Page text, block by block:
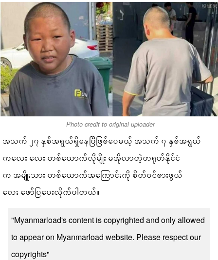
Photo credit to original uploader
အသက် ၂၇ နှစ်အရွယ်ရှိနေပြီဖြစ်ပေမယ့် အသက် ၇ နှစ်အရွယ်
ကလေး လေး တစ်ယောက်လိုမျိုး မအိုလာတဲ့တရုတ်နိုင်ငံ
က အမျိုးသား တစ်ယောက်အကြောင်းကို စိတ်ဝင်စားဖွယ်
လေး ဖော်ပြပေးလိုက်ပါတယ်။
"Myanmarload's content is copyrighted and only allowed
to appear on Myanmarload website. Please respect our
copyrights"